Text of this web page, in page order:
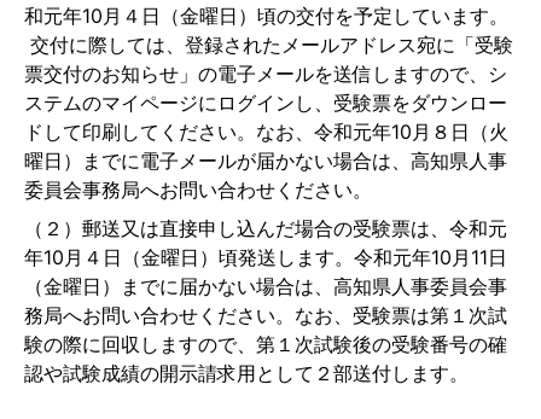
和元年10月４日（金曜日）頃の交付を予定しています。
交付に際しては、登録されたメールアドレス宛に「受験
票交付のお知らせ」の電子メールを送信しますので、シ
ステムのマイページにログインし、受験票をダウンロー
ドして印刷してください。なお、令和元年10月８日（火
曜日）までに電子メールが届かない場合は、高知県人事
委員会事務局へお問い合わせください。
（２）郵送又は直接申し込んだ場合の受験票は、令和元
年10月４日（金曜日）頃発送します。令和元年10月11日
（金曜日）までに届かない場合は、高知県人事委員会事
務局へお問い合わせください。なお、受験票は第１次試
験の際に回収しますので、第１次試験後の受験番号の確
認や試験成績の開示請求用として２部送付します。